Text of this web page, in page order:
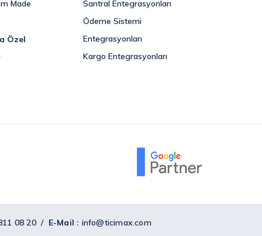
Made
Özel
Santral Entegrasyonları
Ödeme Sistemi
Entegrasyonları
Kargo Entegrasyonları
08 20 / E-Mail : info@ticimax.com